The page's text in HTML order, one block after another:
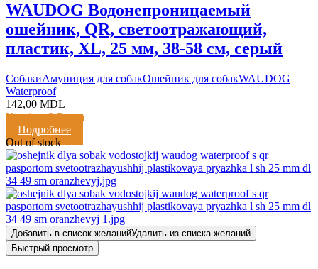
WAUDOG Водонепроницаемый
ошейник, QR, светоотражающий,
пластик, XL, 25 мм, 38-58 см, серый
CобакиАмуниция для собакОшейник для собакWAUDOG
Waterproof
142,00 MDL
Кешбэк:3 Балла
Подробнее
Out of stock
Добавить в список желанийУдалить из списка желаний
Быстрый просмотр